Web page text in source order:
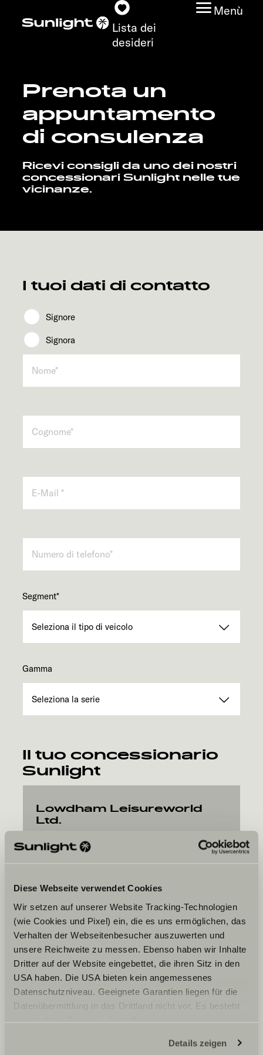
Diese Webseite verwendet Cookies
Wir setzen auf unserer Website Tracking-Technologien
(wie Cookies und Pixel) ein, die es uns ermöglichen, das
Verhalten der Webseitenbesucher auszuwerten und
unsere Reichweite zu messen. Ebenso haben wir Inhalte
Dritter auf der Website eingebettet, die ihren Sitz in den
USA haben. Die USA bieten kein angemessenes
Datenschutzniveau. Geeignete Garantien liegen für die
Datenübermittlung in das Drittland nicht vor. Es besteht
ein erhöhtes Risiko für Betroffene, da diesen
zustehen. Eingesetzte Dienstleister können Daten für
Details zeigen
Lista dei
desideri
Menù
Modelli
Configuratore
Trovate il vostro
Sunlight
Prenota un
appuntamento
di consulenza
Ricevi consigli da uno dei nostri
concessionari Sunlight nelle tue
vicinanze.
I tuoi dati di contatto
Signore
Signora
Segment*
Gamma
Il tuo concessionario
Sunlight
Lowdham Leisureworld
Ltd.
Lowdham Road
NG14 7ES Gunthorpe Nottinghamshire
La data desiderata
Data